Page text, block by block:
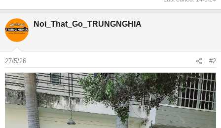
Noi_That_Go_TRUNGNGHIA
27/5/26 #2